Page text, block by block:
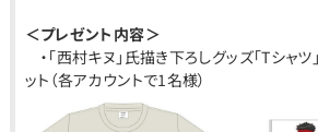
＜プレゼント内容＞
・「西村キヌ」氏描き下ろしグッズ「Tシャツ
ット（各アカウントで1名様）